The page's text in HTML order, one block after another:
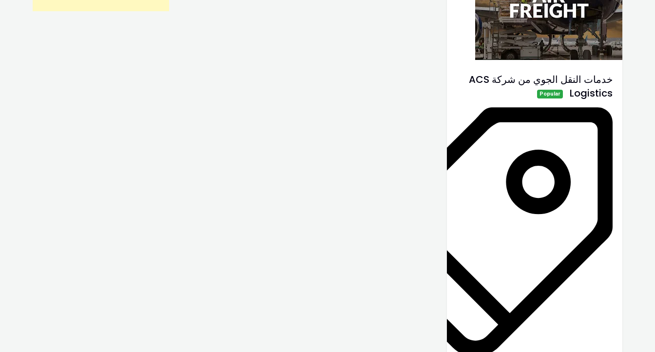
خدمات النقل الجوي من شركة ACS
Logistics
Popular